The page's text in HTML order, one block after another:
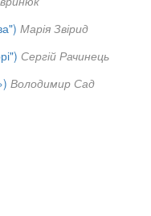
Марія Звірид
Сергій Рачинець
Володимир Сад